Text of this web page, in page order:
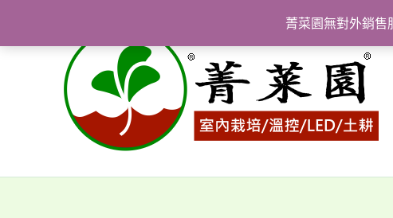
菁菜園無對外銷售
主